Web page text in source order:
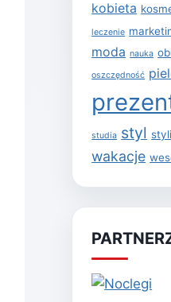
kobieta
leczenie
moda nauka
oszczędność
studia styl
wakacje